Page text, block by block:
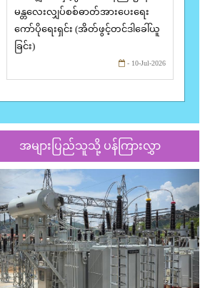
မန္တလေးလျှပ်စစ်ဓာတ်အားပေးရေး
ကော်ပိုရေးရှင်း (အိတ်ဖွင့်တင်ဒါခေါ်ယူ
ခြင်း)
- 10-Jul-2026
အများပြည်သူသို့ ပန်ကြားလွှာ
Previous Next